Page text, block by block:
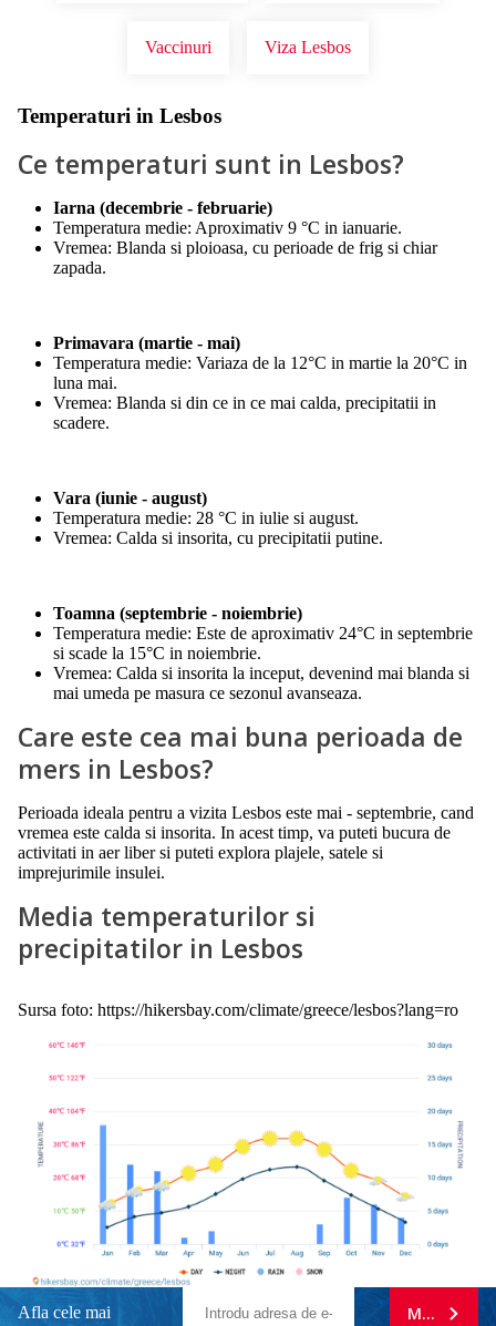
Vaccinuri Viza Lesbos
Temperaturi in Lesbos
Ce temperaturi sunt in Lesbos?
Iarna (decembrie - februarie)
Temperatura medie: Aproximativ 9 °C in ianuarie.
Vremea: Blanda si ploioasa, cu perioade de frig si chiar
zapada.
Primavara (martie - mai)
Temperatura medie: Variaza de la 12°C in martie la 20°C in
luna mai.
Vremea: Blanda si din ce in ce mai calda, precipitatii in
scadere.
Vara (iunie - august)
Temperatura medie: 28 °C in iulie si august.
Vremea: Calda si insorita, cu precipitatii putine.
Toamna (septembrie - noiembrie)
Temperatura medie: Este de aproximativ 24°C in septembrie
si scade la 15°C in noiembrie.
Vremea: Calda si insorita la inceput, devenind mai blanda si
mai umeda pe masura ce sezonul avanseaza.
Care este cea mai buna perioada de
mers in Lesbos?
Perioada ideala pentru a vizita Lesbos este mai - septembrie, cand
vremea este calda si insorita. In acest timp, va puteti bucura de
activitati in aer liber si puteti explora plajele, satele si
imprejurimile insulei.
Media temperaturilor si
precipitatilor in Lesbos
Sursa foto: https://hikersbay.com/climate/greece/lesbos?lang=ro
Afla cele mai MA